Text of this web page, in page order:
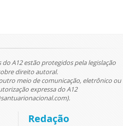
A12 estão protegidos pela legislação
direito autoral.
meio de comunicação, eletrônico ou
expressa do A12
Redação